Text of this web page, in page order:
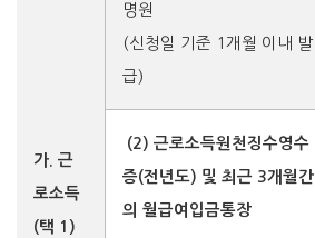
가. 근
로소득
(택 1)
명원
(신청일 기준 1개월 이내 발
급)
(2) 근로소득원천징수영수
증(전년도) 및 최근 3개월간
의 월급여입금통장